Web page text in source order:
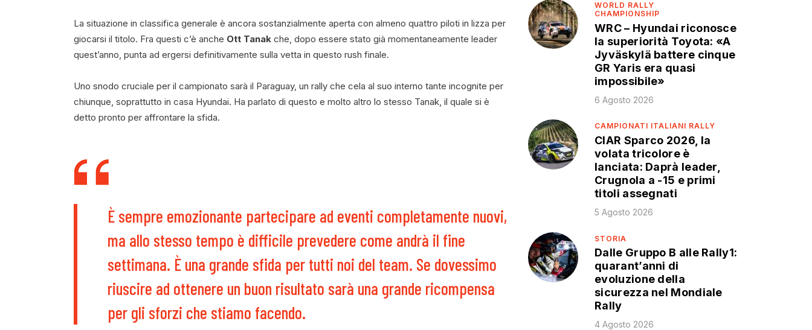
La situazione in classifica generale è ancora sostanzialmente aperta con almeno quattro piloti in lizza per
giocarsi il titolo. Fra questi c’è anche Ott Tanak che, dopo essere stato già momentaneamente leader
quest’anno, punta ad ergersi definitivamente sulla vetta in questo rush finale.
Uno snodo cruciale per il campionato sarà il Paraguay, un rally che cela al suo interno tante incognite per
chiunque, soprattutto in casa Hyundai. Ha parlato di questo e molto altro lo stesso Tanak, il quale si è
detto pronto per affrontare la sfida.
È sempre emozionante partecipare ad eventi completamente nuovi,
ma allo stesso tempo è difficile prevedere come andrà il fine
settimana. È una grande sfida per tutti noi del team. Se dovessimo
riuscire ad ottenere un buon risultato sarà una grande ricompensa
per gli sforzi che stiamo facendo.
WORLD RALLY
CHAMPIONSHIP
WRC – Hyundai riconosce
la superiorità Toyota: «A
Jyväskylä battere cinque
GR Yaris era quasi
impossibile»
6 Agosto 2026
CAMPIONATI ITALIANI RALLY
CIAR Sparco 2026, la
volata tricolore è
lanciata: Daprà leader,
Crugnola a -15 e primi
titoli assegnati
5 Agosto 2026
STORIA
Dalle Gruppo B alle Rally1:
quarant’anni di
evoluzione della
sicurezza nel Mondiale
Rally
4 Agosto 2026